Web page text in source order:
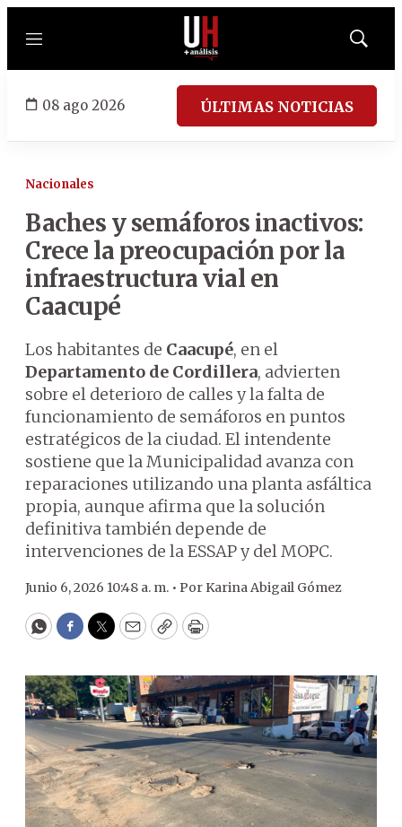
Menú
Mostrar
08 ago 2026 ÚLTIMAS NOTICIAS
Nacionales
Baches y semáforos inactivos:
Crece la preocupación por la
infraestructura vial en
Caacupé
Los habitantes de Caacupé, en el
Departamento de Cordillera, advierten
sobre el deterioro de calles y la falta de
funcionamiento de semáforos en puntos
estratégicos de la ciudad. El intendente
sostiene que la Municipalidad avanza con
reparaciones utilizando una planta asfáltica
propia, aunque afirma que la solución
definitiva también depende de
intervenciones de la ESSAP y del MOPC.
Junio 6, 2026 10:48 a. m. • Por Karina Abigail Gómez
WhatsApp
Facebook
Twitter
EmailCopyPrint